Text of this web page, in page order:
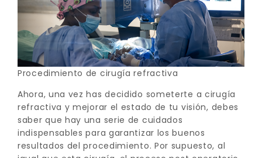
Procedimiento de cirugía refractiva
Ahora, una vez has decidido someterte a cirugía
refractiva y mejorar el estado de tu visión, debes
saber que hay una serie de cuidados
indispensables para garantizar los buenos
resultados del procedimiento. Por supuesto, al